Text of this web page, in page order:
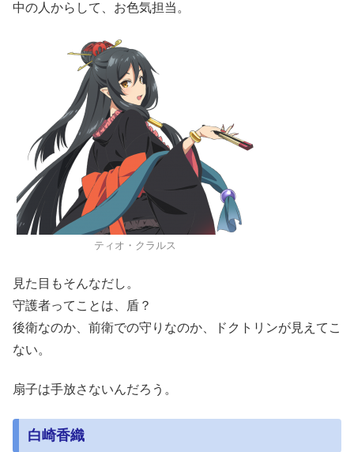
中の人からして、お色気担当。
ティオ・クラルス
見た目もそんなだし。
守護者ってことは、盾？
後衛なのか、前衛での守りなのか、ドクトリンが見えてこ
ない。
扇子は手放さないんだろう。
白崎香織